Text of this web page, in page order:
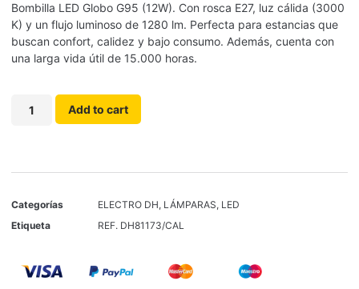
Bombilla LED Globo G95 (12W). Con rosca E27, luz cálida (3000
K) y un flujo luminoso de 1280 lm. Perfecta para estancias que
buscan confort, calidez y bajo consumo. Además, cuenta con
una larga vida útil de 15.000 horas.
Add to cart
Categorías ELECTRO DH, LÁMPARAS, LED
Etiqueta
REF. DH81173/CAL